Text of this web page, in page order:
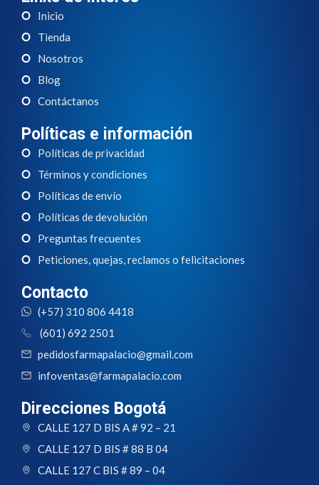
Inicio
Tienda
Nosotros
Blog
Contáctanos
Políticas e información
Políticas de privacidad
Términos y condiciones
Políticas de envío
Políticas de devolución
Preguntas frecuentes
Peticiones, quejas, reclamos o felicitaciones
Contacto
(+57) 310 806 4418
(601) 692 2501
pedidosfarmapalacio@gmail.com
infoventas@farmapalacio.com
Direcciones Bogotá
CALLE 127 D BIS A # 92 – 21
CALLE 127 D BIS # 88 B 04
CALLE 127 C BIS # 89 – 04